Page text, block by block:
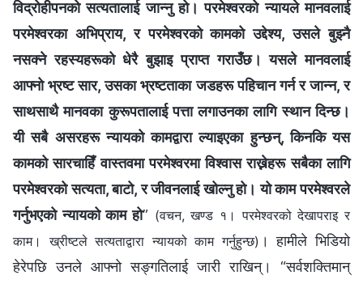
विद्रोहीपनको सत्यतालाई जान्नु हो। परमेश्‍वरको न्यायले मानवलाई
परमेश्‍वरका अभिप्राय, र परमेश्‍वरको कामको उद्देश्य, उसले बुझ्नै
नसक्ने रहस्यहरूको धेरै बुझाइ प्राप्त गराउँछ। यसले मानवलाई
आफ्नो भ्रष्ट सार, उसका भ्रष्टताका जडहरू पहिचान गर्न र जान्न, र
साथसाथै मानवका कुरूपतालाई पत्ता लगाउनका लागि स्थान दिन्छ।
यी सबै असरहरू न्यायको कामद्वारा ल्याइएका हुन्छन्, किनकि यस
कामको सारचाहिँ वास्तवमा परमेश्‍वरमा विश्‍वास राख्नेहरू सबैका लागि
परमेश्‍वरको सत्यता, बाटो, र जीवनलाई खोल्नु हो। यो काम परमेश्‍वरले
गर्नुभएको न्यायको काम हो” (वचन, खण्ड १। परमेश्‍वरको देखापराइ र
काम। ख्रीष्टले सत्यताद्वारा न्यायको काम गर्नुहुन्छ) । हामीले भिडियो
हेरेपछि उनले आफ्‍नो सङ्गतिलाई जारी राखिन्। “सर्वशक्तिमान्‌